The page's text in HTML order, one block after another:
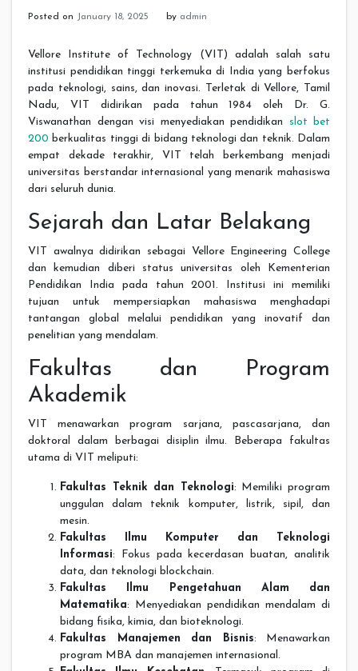
Posted on January 18, 2025 by admin
Vellore Institute of Technology (VIT) adalah salah satu
institusi pendidikan tinggi terkemuka di India yang berfokus
pada teknologi, sains, dan inovasi. Terletak di Vellore, Tamil
Nadu, VIT didirikan pada tahun 1984 oleh Dr. G.
Viswanathan dengan visi menyediakan pendidikan slot bet
200 berkualitas tinggi di bidang teknologi dan teknik. Dalam
empat dekade terakhir, VIT telah berkembang menjadi
universitas berstandar internasional yang menarik mahasiswa
dari seluruh dunia.
Sejarah dan Latar Belakang
VIT awalnya didirikan sebagai Vellore Engineering College
dan kemudian diberi status universitas oleh Kementerian
Pendidikan India pada tahun 2001. Institusi ini memiliki
tujuan untuk mempersiapkan mahasiswa menghadapi
tantangan global melalui pendidikan yang inovatif dan
penelitian yang mendalam.
Fakultas dan Program
Akademik
VIT menawarkan program sarjana, pascasarjana, dan
doktoral dalam berbagai disiplin ilmu. Beberapa fakultas
utama di VIT meliputi:
Fakultas Teknik dan Teknologi: Memiliki program
unggulan dalam teknik komputer, listrik, sipil, dan
mesin.
Fakultas Ilmu Komputer dan Teknologi
Informasi: Fokus pada kecerdasan buatan, analitik
data, dan teknologi blockchain.
Fakultas Ilmu Pengetahuan Alam dan
Matematika: Menyediakan pendidikan mendalam di
bidang fisika, kimia, dan bioteknologi.
Fakultas Manajemen dan Bisnis: Menawarkan
program MBA dan manajemen internasional.